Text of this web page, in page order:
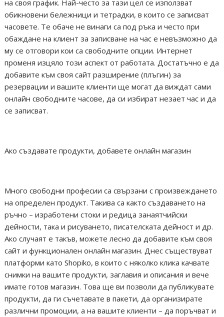
на своя график. Най-често за тази цел се използват
обикновени бележници и тетрадки, в които се записват
часовете. Те обаче не винаги са под ръка и често при
обаждане на клиент за записване на час е невъзможно да
му се отговори кои са свободните опции. Интернет
променя изцяло този аспект от работата. Достатъчно е да
добавите към своя сайт разширение (плъгин) за
резервации и вашите клиенти ще могат да виждат сами
онлайн свободните часове, да си избират незает час и да
се записват.
Ако създавате продукти, добавете онлайн магазин
Много свободни професии са свързани с произвеждането
на определен продукт. Такива са както създаването на
ръчно – изработени стоки и редица занаятчийски
дейности, така и рисуването, писателската дейност и др.
Ако случаят е такъв, можете лесно да добавите към своя
сайт и функционален онлайн магазин. Днес съществуват
платформи като Shopiko, в които с няколко клика качвате
снимки на вашите продукти, заглавия и описания и вече
имате готов магазин. Това ще ви позволи да публикувате
продукти, да ги съчетавате в пакети, да организирате
различни промоции, а на вашите клиенти – да поръчват и